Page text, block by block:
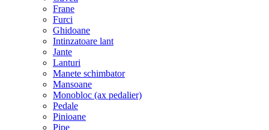
Frane
Furci
Ghidoane
Intinzatoare lant
Jante
Lanturi
Manete schimbator
Mansoane
Monobloc (ax pedalier)
Pedale
Pinioane
Pipe